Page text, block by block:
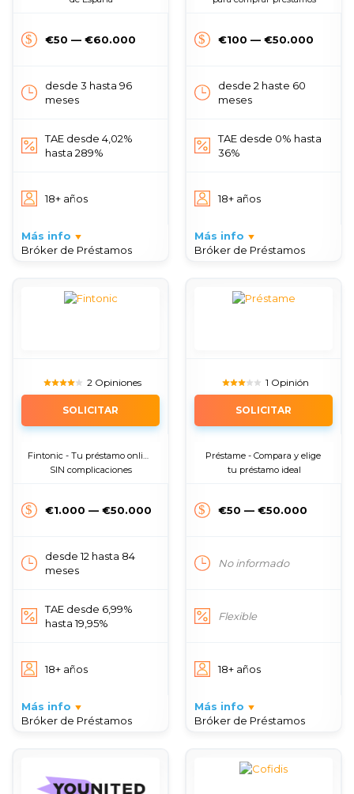
€50 — €60.000
desde 3 hasta 96
meses
TAE desde 4,02%
hasta 289%
18+ años
Más info
Bróker de Préstamos
€100 — €50.000
desde 2 haste 60
meses
TAE desde 0% hasta
36%
18+ años
Más info
Bróker de Préstamos
2 Opiniones
SOLICITAR
Fintonic - Tu préstamo online
SIN complicaciones
€1.000 — €50.000
desde 12 hasta 84
meses
TAE desde 6,99%
hasta 19,95%
18+ años
Más info
Bróker de Préstamos
1 Opinión
SOLICITAR
Préstame - Compara y elige
tu préstamo ideal
€50 — €50.000
No informado
Flexible
18+ años
Más info
Bróker de Préstamos